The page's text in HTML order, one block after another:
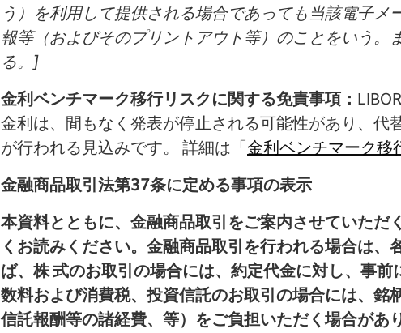
う）を利用して提供される場合であっても当該電子メ
報等（およびそのプリントアウト等）のことをいう。
る。]
金利ベンチマーク移行リスクに関する免責事項：
金利は、間もなく発表が停止される可能性があり、代
が行われる見込みです。 詳細は「金利ベンチマーク移
金融商品取引法第37条に定める事項の表示
本資料とともに、金融商品取引をご案内させていただ
くお読みください。金融商品取引を行われる場合は、
ば、株 式のお取引の場合には、約定代金に対し、事
数料および消費税、投資信託のお取引の場合には、銘
信託報酬等の諸経費、等）をご負担いただく場合があ